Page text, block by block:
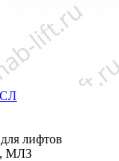
лифтов
МЛЗ